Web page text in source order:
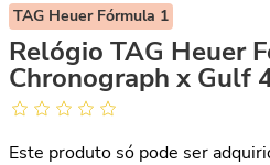
TAG Heuer Fórmula 1
Relógio TAG Heuer
Chronograph x Gulf
Este produto só pode ser